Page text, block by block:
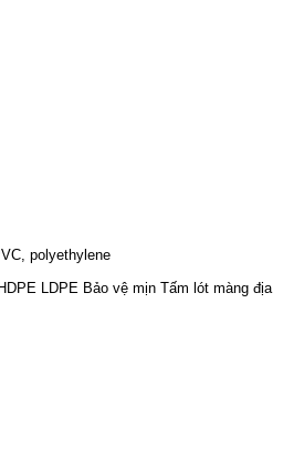
polyethylene
LDPE Bảo vệ mịn Tấm lót màng địa